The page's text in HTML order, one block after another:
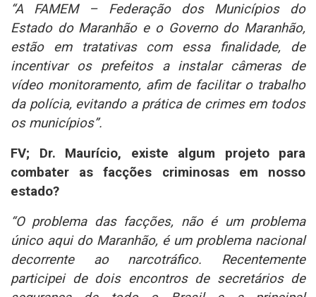
“A FAMEM – Federação dos Municípios do
Estado do Maranhão e o Governo do Maranhão,
estão em tratativas com essa finalidade, de
incentivar os prefeitos a instalar câmeras de
vídeo monitoramento, afim de facilitar o trabalho
da polícia, evitando a prática de crimes em todos
os municípios”.
FV; Dr. Maurício, existe algum projeto para
combater as facções criminosas em nosso
estado?
“O problema das facções, não é um problema
único aqui do Maranhão, é um problema nacional
decorrente ao narcotráfico. Recentemente
participei de dois encontros de secretários de